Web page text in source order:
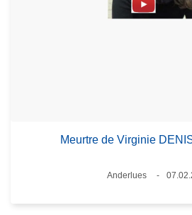
Meurtre de Virginie
Standort
Anderlues